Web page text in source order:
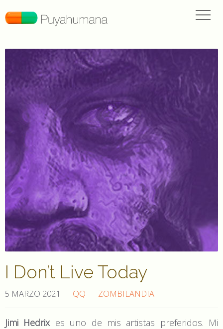
I Don’t Live Today
5 MARZO 2021 QQ ZOMBILANDIA
Jimi Hedrix es uno de mis artistas preferidos. Mi